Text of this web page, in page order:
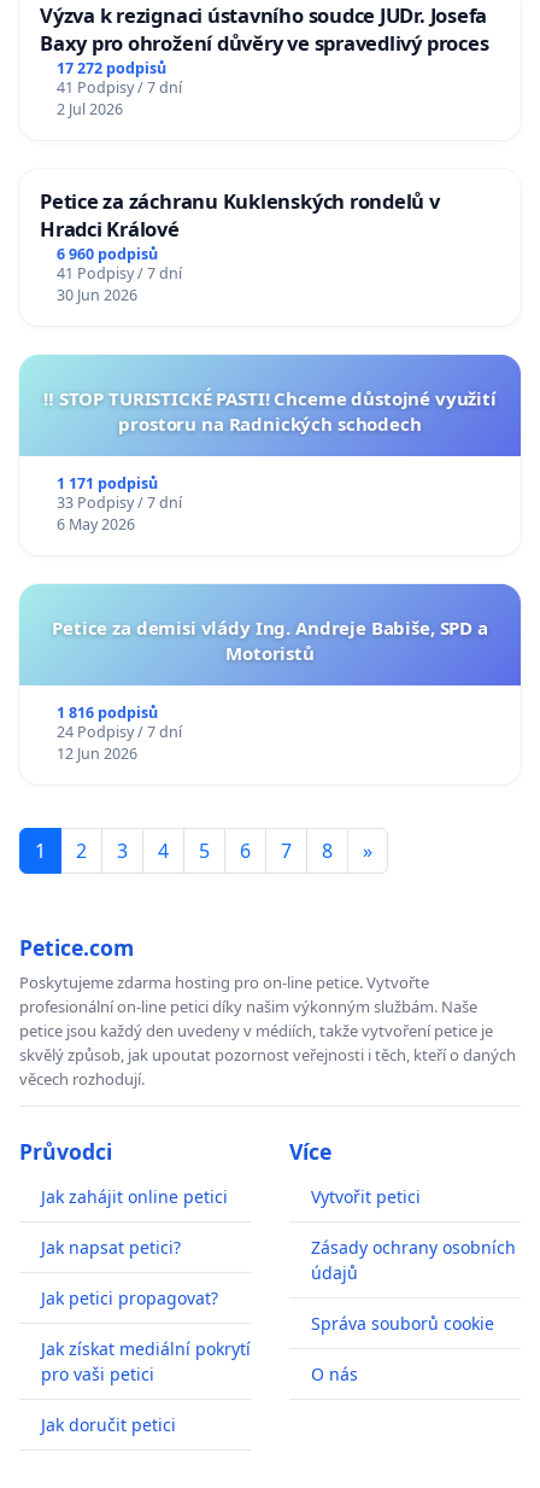
Výzva k rezignaci ústavního soudce JUDr. Josefa
Baxy pro ohrožení důvěry ve spravedlivý proces
17 272 podpisů
41 Podpisy / 7 dní
2 Jul 2026
Petice za záchranu Kuklenských rondelů v
Hradci Králové
6 960 podpisů
41 Podpisy / 7 dní
30 Jun 2026
‼️ STOP TURISTICKÉ PASTI! Chceme důstojné využití
prostoru na Radnických schodech
1 171 podpisů
33 Podpisy / 7 dní
6 May 2026
Petice za demisi vlády Ing. Andreje Babiše, SPD a
Motoristů
1 816 podpisů
24 Podpisy / 7 dní
12 Jun 2026
1 2 3 4 5 6 7 8 »
Petice.com
Poskytujeme zdarma hosting pro on-line petice. Vytvořte
profesionální on-line petici díky našim výkonným službám. Naše
petice jsou každý den uvedeny v médiích, takže vytvoření petice je
skvělý způsob, jak upoutat pozornost veřejnosti i těch, kteří o daných
věcech rozhodují.
Průvodci
Jak zahájit online petici
Jak napsat petici?
Jak petici propagovat?
Jak získat mediální pokrytí
pro vaši petici
Jak doručit petici
Více
Vytvořit petici
Zásady ochrany osobních
údajů
Správa souborů cookie
O nás